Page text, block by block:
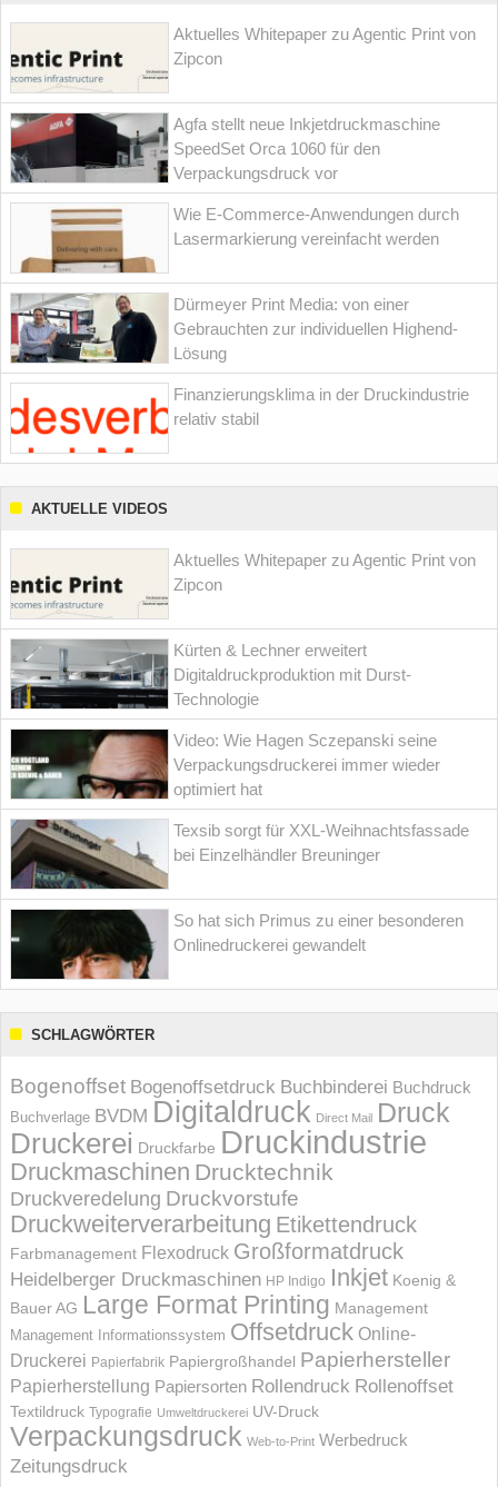
Aktuelles Whitepaper zu Agentic Print von
Zipcon
Agfa stellt neue Inkjetdruckmaschine
SpeedSet Orca 1060 für den
Verpackungsdruck vor
Wie E-Commerce-Anwendungen durch
Lasermarkierung vereinfacht werden
Dürmeyer Print Media: von einer
Gebrauchten zur individuellen Highend-
Lösung
Finanzierungsklima in der Druckindustrie
relativ stabil
AKTUELLE VIDEOS
Aktuelles Whitepaper zu Agentic Print von
Zipcon
Kürten & Lechner erweitert
Digitaldruckproduktion mit Durst-
Technologie
Video: Wie Hagen Sczepanski seine
Verpackungsdruckerei immer wieder
optimiert hat
Texsib sorgt für XXL-Weihnachtsfassade
bei Einzelhändler Breuninger
So hat sich Primus zu einer besonderen
Onlinedruckerei gewandelt
SCHLAGWÖRTER
Bogenoffset Bogenoffsetdruck Buchbinderei Buchdruck
Buchverlage BVDM Digitaldruck Direct Mail Druck
Druckerei Druckfarbe Druckindustrie
Druckmaschinen Drucktechnik
Druckveredelung Druckvorstufe
Druckweiterverarbeitung Etikettendruck
Farbmanagement Flexodruck Großformatdruck
Heidelberger Druckmaschinen HP Indigo Inkjet Koenig &
Bauer AG Large Format Printing Management
Management Informations­system Offsetdruck Online-
Druckerei Papierfabrik Papiergroßhandel Papierhersteller
Papierherstellung Papiersorten Rollendruck Rollenoffset
Textildruck Typografie Umweltdruckerei UV-Druck
Verpackungsdruck Web-to-Print Werbedruck
Zeitungsdruck